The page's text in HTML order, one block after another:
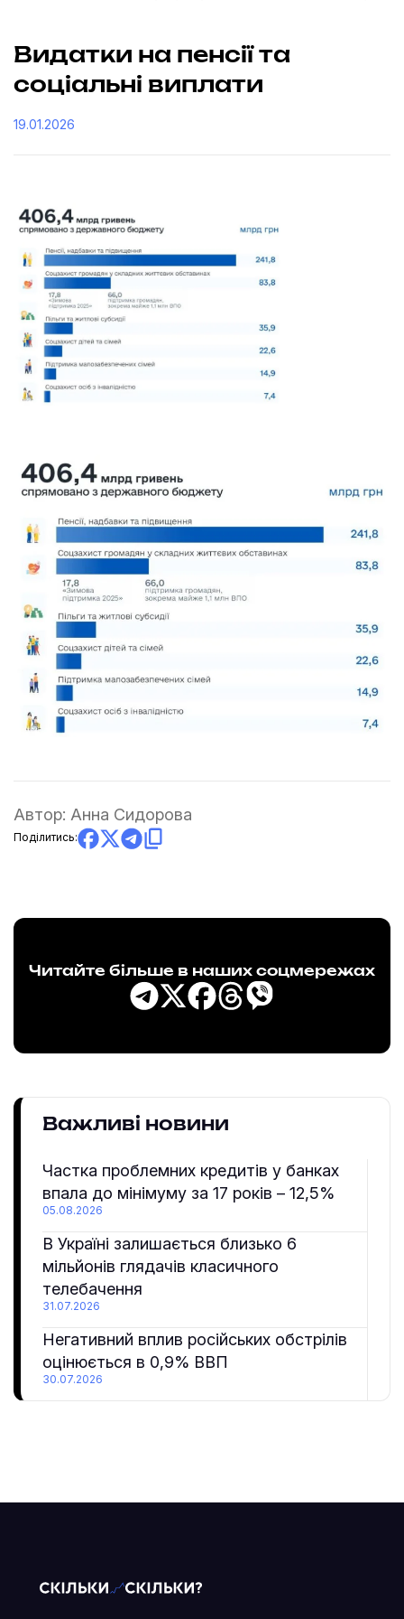
Видатки на пенсії та
соціальні виплати
19.01.2026
Автор: Анна Сидорова
Поділитись:
Читайте більше в наших соцмережах
Важливі новини
Частка проблемних кредитів у банках
впала до мінімуму за 17 років – 12,5%
05.08.2026
В Україні залишається близько 6
мільйонів глядачів класичного
телебачення
31.07.2026
Негативний вплив російських обстрілів
оцінюється в 0,9% ВВП
30.07.2026